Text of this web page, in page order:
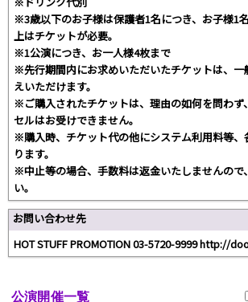
※3歳以下のお子様は保護者1名につき、お子様1
上はチケットが必要。
※1公演につき、お一人様4枚まで
※先行期間内にお求めいただいたチケットは、一
えいただけます。
※ご購入されたチケットは、理由の如何を問わず
セルはお受けできません。
※購入時、チケット代の他にシステム利用料等、
ります。
※中止等の場合、手数料は返金いたしませんので
い。
お問い合わせ先
HOT STUFF PROMOTION 03-5720-9999 http://
公演開催一覧